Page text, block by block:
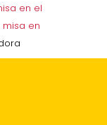
en el
en